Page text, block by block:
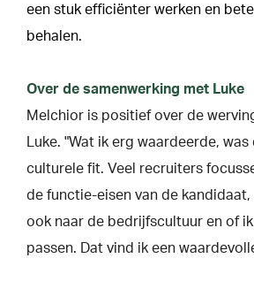
een stuk efficiënter werken en
behalen.
Over de samenwerking met Luke
Melchior is positief over de
Luke. "Wat ik erg waardeerde,
culturele fit. Veel recruiters
de functie-eisen van de kandidaat,
ook naar de bedrijfscultuur en of
passen. Dat vind ik een